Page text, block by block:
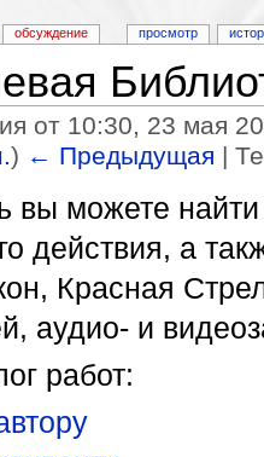
от 10:30, 23 мая
) ← Предыдущая |
вы можете
действия, а
Красная
аудио- и
работ:
обсуждение просмотр